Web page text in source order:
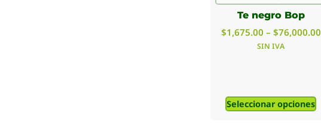
Te negro Bop
$1,675.00 – $76,000.00
SIN IVA
Seleccionar opciones